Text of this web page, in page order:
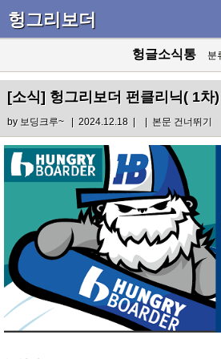
헝그리보더
헝글소식통 분
[소식] 헝그리보더 펀클리닉( 1차
by 보딩크루~| 2024.12.18 | | 본문 건너뛰기